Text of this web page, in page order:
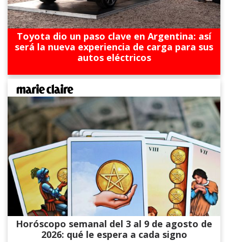
Toyota dio un paso clave en Argentina: así
será la nueva experiencia de carga para sus
autos eléctricos
Horóscopo semanal del 3 al 9 de agosto de
2026: qué le espera a cada signo